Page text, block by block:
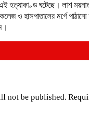
হত্যাকাণ্ড ঘটেছে। লাশ
ও হাসপাতালের মর্গে
not be published.